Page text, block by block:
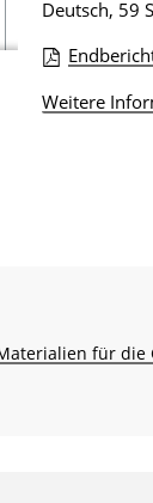
P
u
b
l
n
Deutsch, 59
o
s
Weitere
für die